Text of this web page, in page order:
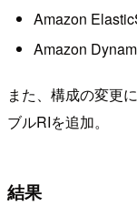
Amazon
Amazon
また、構成の変更
ブルRIを追加。
結果